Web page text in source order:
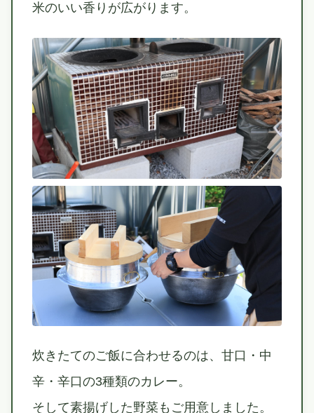
米のいい香りが広がります。
炊きたてのご飯に合わせるのは、甘口・中
辛・辛口の3種類のカレー。
そして素揚げした野菜もご用意しました。